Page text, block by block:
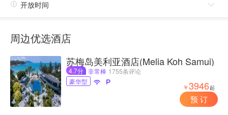
 开放时间 
周边优选酒店
苏梅岛美利亚酒店(Melia Koh Samui)
4.7分 非常棒 1755条评论
豪华型
 
￥3946起
预 订